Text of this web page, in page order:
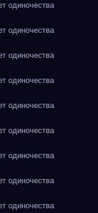
одиночества
одиночества
одиночества
одиночества
одиночества
одиночества
одиночества
одиночества
одиночества